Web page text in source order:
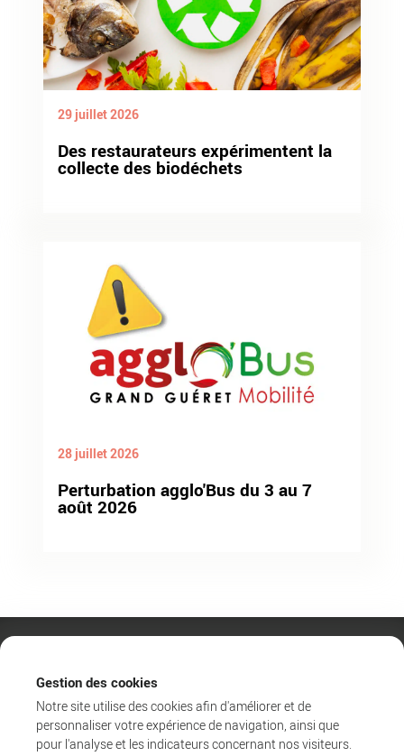
Gestion des cookies
Notre site utilise des cookies afin d'améliorer et de
personnaliser votre expérience de navigation, ainsi que
pour l'analyse et les indicateurs concernant nos visiteurs.
29 juillet 2026
Des restaurateurs expérimentent la
collecte des biodéchets
28 juillet 2026
Perturbation agglo'Bus du 3 au 7
août 2026